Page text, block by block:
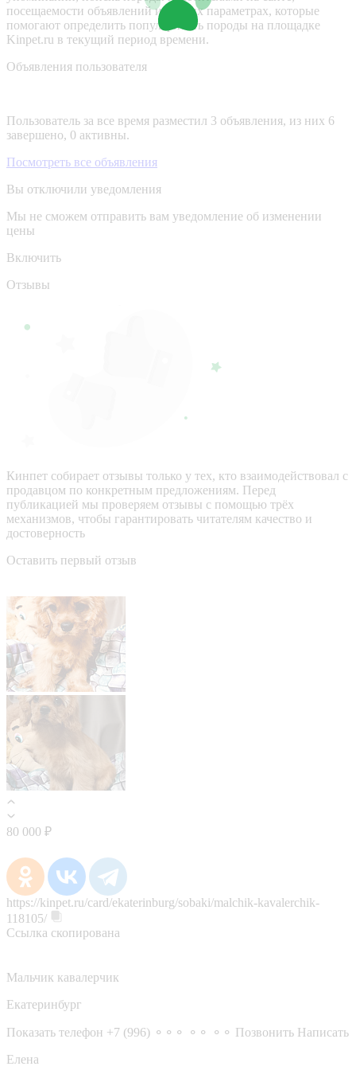
посещаемости объявлений и других параметрах, которые
помогают определить популярность породы на площадке
Kinpet.ru в текущий период времени.
Объявления пользователя
Пользователь за все время разместил 3 объявления, из них 6
завершено, 0 активны.
Посмотреть все объявления
Вы отключили уведомления
Мы не сможем отправить вам уведомление об изменении
цены
Включить
Отзывы
Кинпет собирает отзывы только у тех, кто взаимодействовал с
продавцом по конкретным предложениям. Перед
публикацией мы проверяем отзывы с помощью трёх
механизмов, чтобы гарантировать читателям качество и
достоверность
Оставить первый отзыв
80 000 ₽
https://kinpet.ru/card/ekaterinburg/sobaki/malchik-kavalerchik-
118105/
Ссылка скопирована
Мальчик кавалерчик
Екатеринбург
Показать телефон +7 (996) ⚬⚬⚬ ⚬⚬ ⚬⚬ Позвонить Написать
Елена